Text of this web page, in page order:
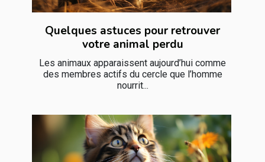
Quelques astuces pour retrouver
votre animal perdu
Les animaux apparaissent aujourd’hui comme
des membres actifs du cercle que l’homme
nourrit...